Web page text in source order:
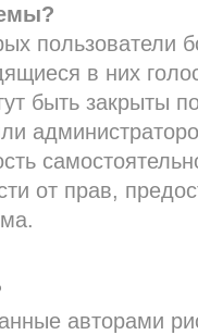
пользователи
в них
быть закрыты
от прав,
авторами